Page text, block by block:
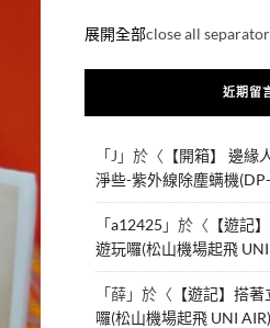
展開全部close all separator
近期留
「J 」於〈 【開箱】 邊
淨些-紫外線除塵螨機
「a12425 」於〈 【遊記
遊玩囉(松山機場起飛
「薛」於〈 【遊記】搭
囉(松山機場起飛 UNI AIR)